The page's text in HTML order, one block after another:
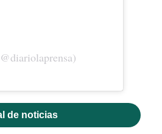
de noticias